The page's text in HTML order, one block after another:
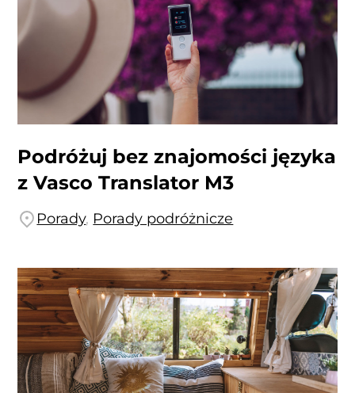
Podróżuj bez znajomości języka
z Vasco Translator M3
Porady, Porady podróżnicze